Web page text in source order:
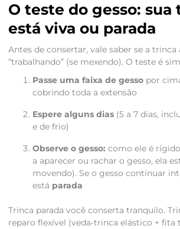
O teste do gesso: sua
está viva ou parada
Antes de consertar, vale saber se a trinca
“trabalhando” (se mexendo). O teste é
Passe uma faixa de gessopor
cobrindo toda a extensão
Espere alguns dias(5 a 7 dias,
e de frio)
Observe o gesso: como ele é
a aparecer ou rachar o gesso, ela
movendo). Se o gesso continuar
está parada
Trinca parada você conserta tranquilo.
reparo flexível (veda-trinca elástico + fita